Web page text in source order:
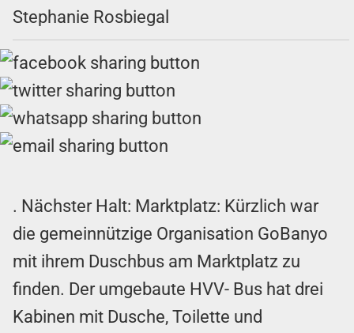
Stephanie Rosbiegal
. Nächster Halt: Marktplatz: Kürzlich war
die gemeinnützige Organisation GoBanyo
mit ihrem Duschbus am Marktplatz zu
finden. Der umgebaute HVV- Bus hat drei
Kabinen mit Dusche, Toilette und